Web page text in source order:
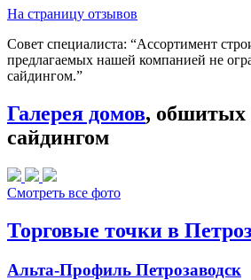
На страницу отзывов
Совет специалиста: “Ассортимент
предлагаемых нашей компанией не
сайдингом.”
Галерея домов,
сайдингом
Смотреть все фото
Торговые точки в
Альта-Профиль Петрозаводск